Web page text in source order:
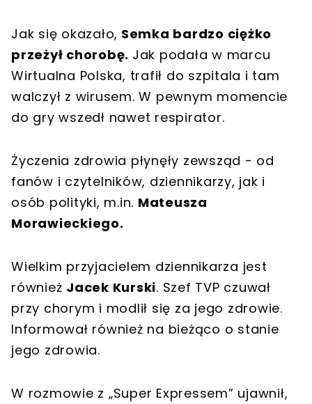
Jak się okazało, Semka bardzo ciężko
przeżył chorobę. Jak podała w marcu
Wirtualna Polska, trafił do szpitala i tam
walczył z wirusem. W pewnym momencie
do gry wszedł nawet respirator.
Życzenia zdrowia płynęły zewsząd - od
fanów i czytelników, dziennikarzy, jak i
osób polityki, m.in. Mateusza
Morawieckiego.
Wielkim przyjacielem dziennikarza jest
również Jacek Kurski. Szef TVP czuwał
przy chorym i modlił się za jego zdrowie.
Informował również na bieżąco o stanie
jego zdrowia.
W rozmowie z „Super Expressem” ujawnił,